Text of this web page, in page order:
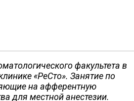
факультета в
«РеСто». Занятие по
на афферентную
для местной анестезии.